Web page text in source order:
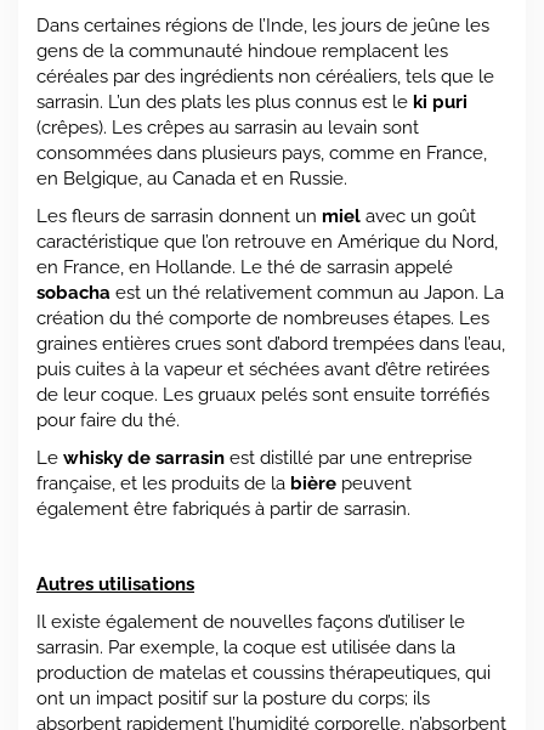
Dans certaines régions de l’Inde, les jours de jeûne les
gens de la communauté hindoue remplacent les
céréales par des ingrédients non céréaliers, tels que le
sarrasin. L’un des plats les plus connus est le ki puri
(crêpes). Les crêpes au sarrasin au levain sont
consommées dans plusieurs pays, comme en France,
en Belgique, au Canada et en Russie.
Les fleurs de sarrasin donnent un miel avec un goût
caractéristique que l’on retrouve en Amérique du Nord,
en France, en Hollande. Le thé de sarrasin appelé
sobacha est un thé relativement commun au Japon. La
création du thé comporte de nombreuses étapes. Les
graines entières crues sont d’abord trempées dans l’eau,
puis cuites à la vapeur et séchées avant d’être retirées
de leur coque. Les gruaux pelés sont ensuite torréfiés
pour faire du thé.
Le whisky de sarrasin est distillé par une entreprise
française, et les produits de la bière peuvent
également être fabriqués à partir de sarrasin.
Autres utilisations
Il existe également de nouvelles façons d’utiliser le
sarrasin. Par exemple, la coque est utilisée dans la
production de matelas et coussins thérapeutiques, qui
ont un impact positif sur la posture du corps; ils
absorbent rapidement l’humidité corporelle, n’absorbent